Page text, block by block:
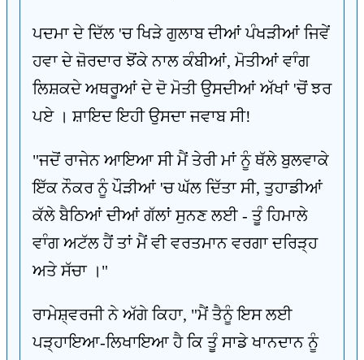
ਪਦਮਾ ਦੇ ਦਿੱਲ 'ਚ ਖਿੜੇ ਗੁਲਾਬ ਦੀਆਂ ਪੰਖੜੀਆਂ ਜਿਵੇਂ
ਹਵਾ ਦੇ ਜ਼ੋਰਦਾਰ ਝੋਂਕੇ ਨਾਲ ਕੰਬੀਆਂ, ਮੋਤੀਆਂ ਵਾੰਗ
ਲਿਸ਼ਕਦੇ ਅਥਰੂਆਂ ਦੇ ਦੋ ਮੋਤੀ ਉਸਦੀਆਂ ਅੱਖਾਂ 'ਚੋਂ ਝਰ
ਪਏ । ਸ਼ਾਇਦ ਇਹੀ ਉਸਦਾ ਜਵਾਬ ਸੀ!
"ਜਦੋਂ ਰਾਜੇਨ ਆਇਆ ਸੀ ਮੈਂ ਤੇਰੀ ਮਾਂ ਨੂੰ ਥੱਲੇ ਬੁਲਵਾਕੇ
ਇੱਕ ਨੌਕਰ ਨੂੰ ਪੌੜੀਆਂ 'ਚ ਘੱਲ ਦਿੱਤਾ ਸੀ, ਤੁਹਾਡੀਆਂ
ਕੱਲੇ ਬੈਠਿਆਂ ਦੀਆਂ ਗੱਲਾਂ ਸੁਨਣ ਲਈ - ਤੂੰ ਹਿਮਾਲੇ
ਵਾੰਗ ਅਟੱਲ ਹੈਂ ਤਾਂ ਮੈਂ ਵੀ ਵਰਤਮਾਨ ਵਰਗਾ ਦਰਿੜ੍ਹ
ਅਤੇ ਸੱਚਾ ।"
ਰਾਮੇਸ਼੍ਵਰਜੀ ਨੇ ਅੱਗੇ ਕਿਹਾ, "ਮੈਂ ਤੈਨੂੰ ਇਸ ਲਈ
ਪੜ੍ਹਾਇਆ-ਲਿਖਾਇਆ ਹੈ ਕਿ ਤੂੰ ਸਾਡੇ ਖਾਨਦਾਨ ਨੂੰ